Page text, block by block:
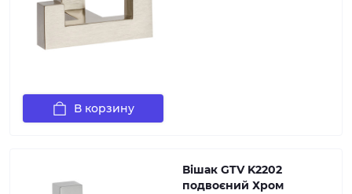
В корзину
Вішак GTV K2202
подвоєний Хром